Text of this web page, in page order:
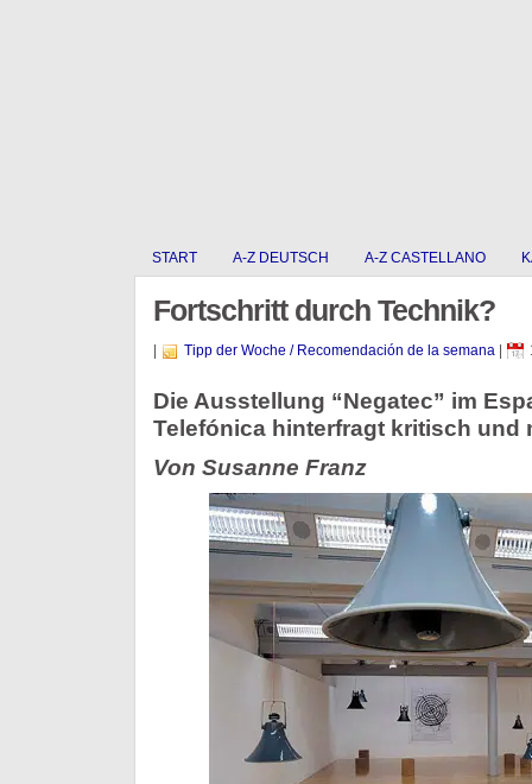
START A-Z DEUTSCH A-Z CASTELLANO
Fortschritt durch Technik?
Tipp der Woche / Recomendación de la semana|
Die Ausstellung “Negatec” im
Telefónica hinterfragt kritisch und
Von Susanne Franz